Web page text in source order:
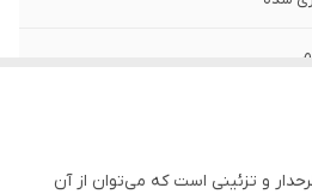
و تزئینی است که می‌توان از آن